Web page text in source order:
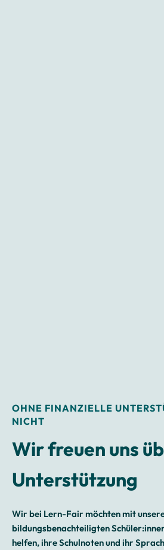
OHNE FINANZIELLE
NICHT
Wir freuen uns
Unterstützung
Wir bei Lern-Fair möchten mit
bildungsbenachteiligten
helfen, ihre Schulnoten und ihr